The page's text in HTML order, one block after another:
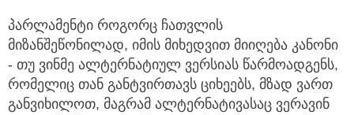
პარლამენტი როგორც ჩათვლის
მიზანშეწონილად, იმის მიხედვით მიიღება კანონი
- თუ ვინმე ალტერნატიულ ვერსიას წარმოადგენს,
რომელიც თან განტვირთავს ციხეებს, მზად ვართ
განვიხილოთ, მაგრამ ალტერნატივასაც ვერავინ